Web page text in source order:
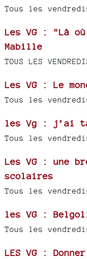
Tous les
Les VG : "Là où
Mabille
TOUS LES
Les VG : Le
Tous les
les Vg : j’ai
Tous les
Les VG : une
scolaires
Tous les
les VG :
Tous les
LES VG :